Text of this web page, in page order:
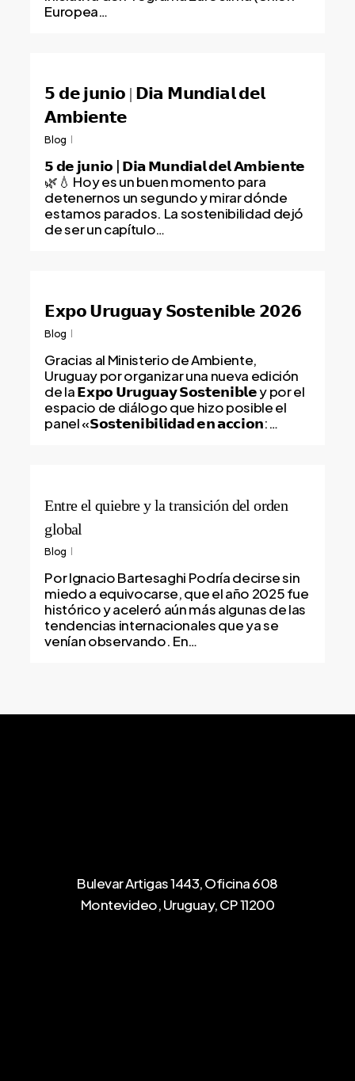
Europea…
𝟱 𝗱𝗲 𝗷𝘂𝗻𝗶𝗼 | 𝗗𝗶𝗮 𝗠𝘂𝗻𝗱𝗶𝗮𝗹 𝗱𝗲𝗹
𝗔𝗺𝗯𝗶𝗲𝗻𝘁𝗲
Blog
𝟱 𝗱𝗲 𝗷𝘂𝗻𝗶𝗼 | 𝗗𝗶𝗮 𝗠𝘂𝗻𝗱𝗶𝗮𝗹 𝗱𝗲𝗹 𝗔𝗺𝗯𝗶𝗲𝗻𝘁𝗲
🌿💧 Hoy es un buen momento para
detenernos un segundo y mirar dónde
estamos parados. La sostenibilidad dejó
de ser un capítulo…
𝗘𝘅𝗽𝗼 𝗨𝗿𝘂𝗴𝘂𝗮𝘆 𝗦𝗼𝘀𝘁𝗲𝗻𝗶𝗯𝗹𝗲 𝟮𝟬𝟮𝟲
Blog
Gracias al Ministerio de Ambiente,
Uruguay por organizar una nueva edición
de la 𝗘𝘅𝗽𝗼 𝗨𝗿𝘂𝗴𝘂𝗮𝘆 𝗦𝗼𝘀𝘁𝗲𝗻𝗶𝗯𝗹𝗲 y por el
espacio de diálogo que hizo posible el
panel «𝗦𝗼𝘀𝘁𝗲𝗻𝗶𝗯𝗶𝗹𝗶𝗱𝗮𝗱 𝗲𝗻 𝗮𝗰𝗰𝗶𝗼𝗻:…
Entre el quiebre y la transición del orden
global
Blog
Por Ignacio Bartesaghi Podría decirse sin
miedo a equivocarse, que el año 2025 fue
histórico y aceleró aún más algunas de las
tendencias internacionales que ya se
venían observando. En…
Bulevar Artigas 1443, Oficina 608
Montevideo, Uruguay, CP 11200